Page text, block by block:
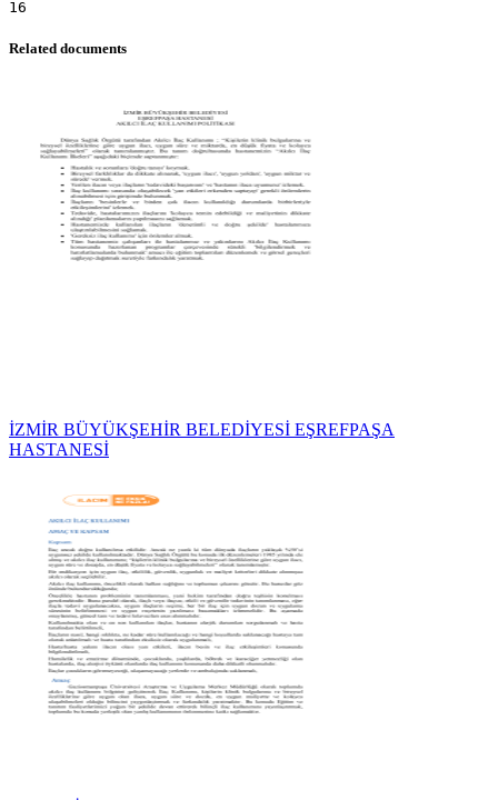
Related documents
İZMİR BÜYÜKŞEHİR BELEDİYESİ EŞREFPAŞA
HASTANESİ